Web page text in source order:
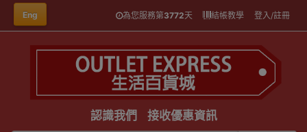
Eng 為您服務第3772天 結帳教學 登入/註冊
認識我們 接收優惠資訊